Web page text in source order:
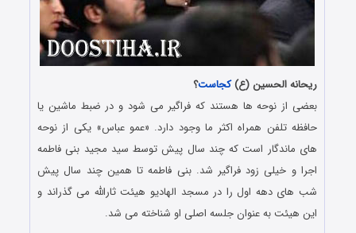
ریحانه الحسین (ع)کجاست؟
بعضی از نوحه ها هستند که فراگیر می شود و در ضبط ماشین یا
حافظه تلفن همراه اکثر ما وجود دارد. «عمو عباس» یکی از نوحه
های ماندگار است که چند سال پیش توسط سید مجید بنی فاطمه
اجرا و خیلی زود فراگیر شد. بنی فاطمه تا همین چند سال پیش
شب های دهه اول را در مسجد الهادیو هیئت ثارالله می گذراند و
این هیئت به عنوان جلسه اصلی او شناخته می شد.